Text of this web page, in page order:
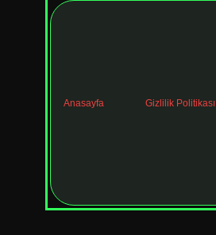
Anasayfa Gizlilik Politikası